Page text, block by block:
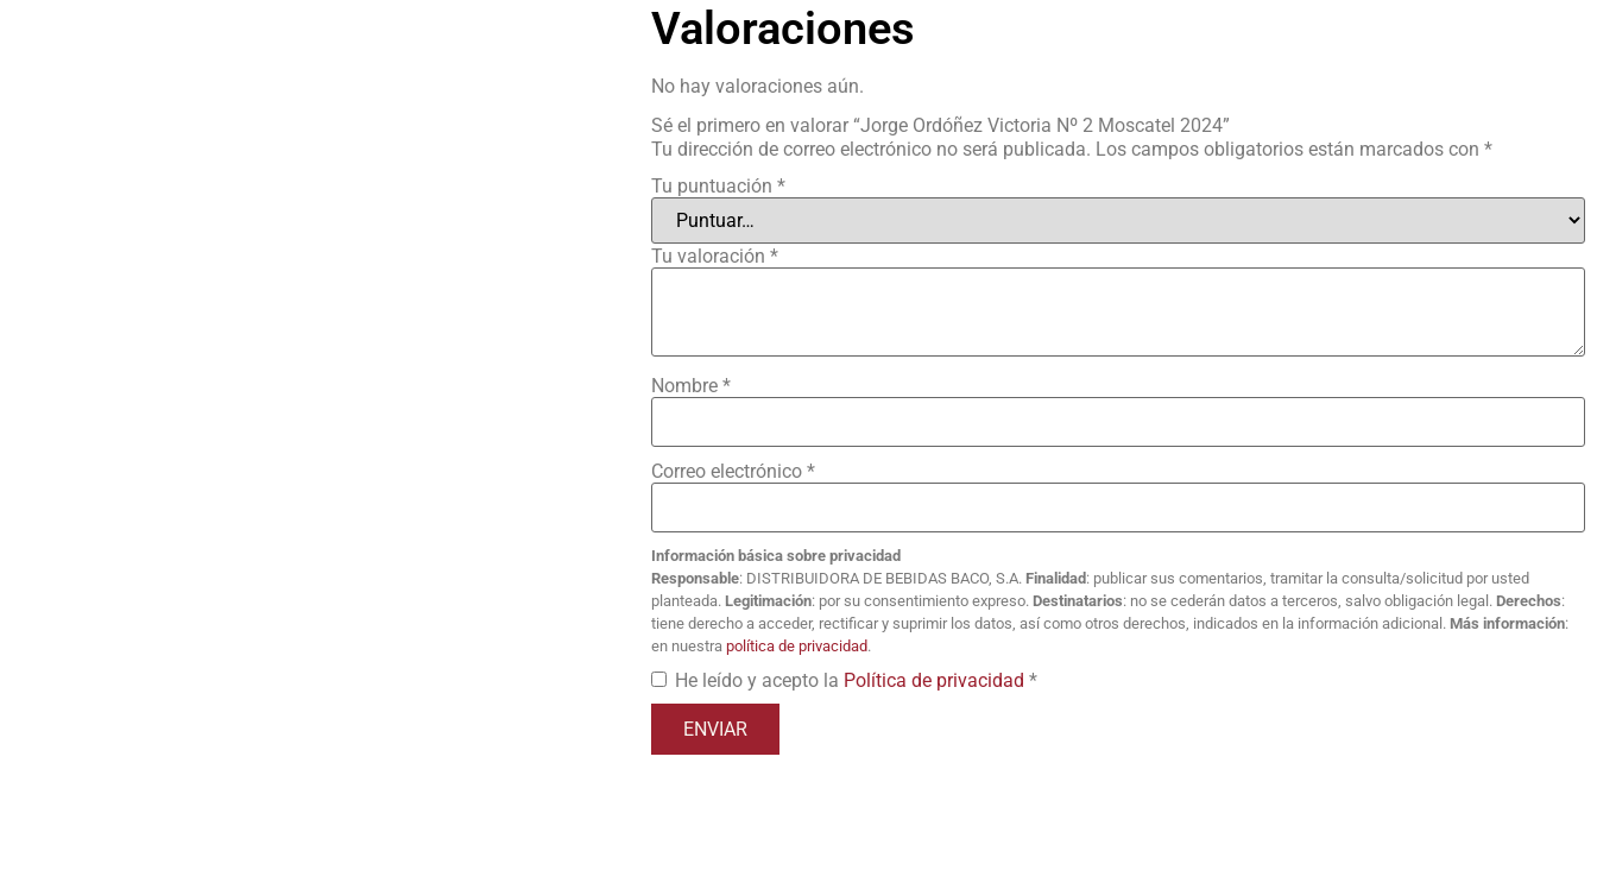
Valoraciones
No hay valoraciones aún.
Sé el primero en valorar “Jorge Ordóñez Victoria Nº 2 Moscatel 2024”
Tu dirección de correo electrónico no será publicada. Los campos obligatorios están marcados con *
Tu puntuación *
Tu valoración *
Nombre *
Correo electrónico *
Información básica sobre privacidad
Responsable: DISTRIBUIDORA DE BEBIDAS BACO, S.A. Finalidad : publicar sus comentarios, tramitar la consulta/solicitud por usted
planteada. Legitimación: por su consentimiento expreso. Destinatarios: no se cederán datos a terceros, salvo obligación legal. Derechos:
tiene derecho a acceder, rectificar y suprimir los datos, así como otros derechos, indicados en la información adicional. Más información:
en nuestra política de privacidad.
He leído y acepto la Política de privacidad *